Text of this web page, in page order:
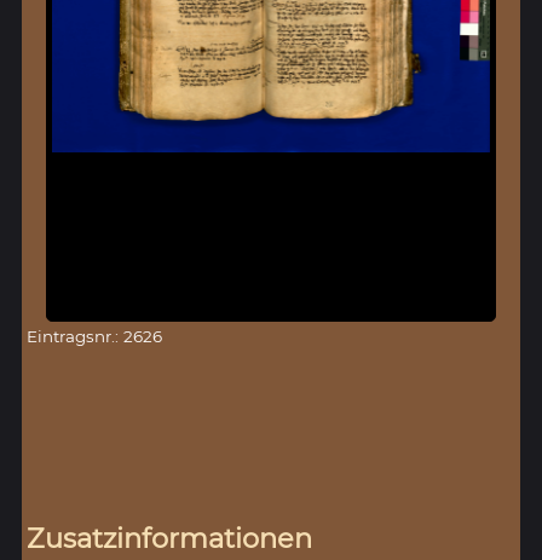
Eintragsnr.: 2626
Zusatzinformationen